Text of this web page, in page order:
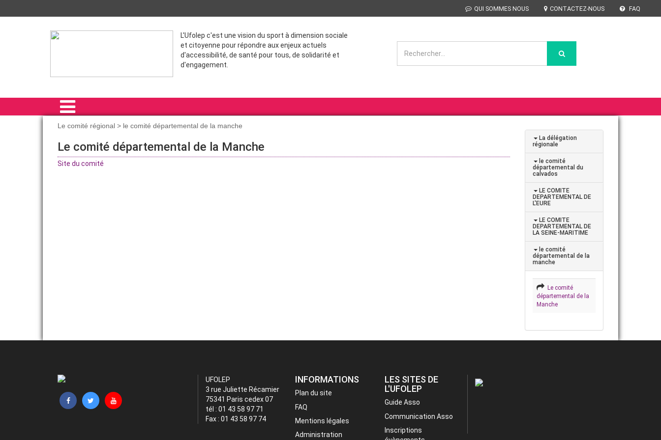
QUI SOMMES NOUS CONTACTEZ-NOUS FAQ
L'Ufolep c'est une vision du sport à dimension sociale
et citoyenne pour répondre aux enjeux actuels
d'accessibilité, de santé pour tous, de solidarité et
d'engagement.
LE COMITÉ RÉGIONAL
Le comité régional > le comité départemental de la manche
Le comité départemental de la Manche
Site du comité
La délégation
régionale
le comité
départemental du
calvados
LE COMITE
DEPARTEMENTAL DE
L'EURE
LE COMITE
DEPARTEMENTAL DE
LA SEINE-MARITIME
le comité
départemental de la
manche
Le comité
départemental de la
Manche
UFOLEP
3 rue Juliette Récamier
75341 Paris cedex 07
tél : 01 43 58 97 71
Fax : 01 43 58 97 74
INFORMATIONS
Plan du site
FAQ
Mentions légales
Administration
LES SITES DE
L'UFOLEP
Guide Asso
Communication Asso
Inscriptions